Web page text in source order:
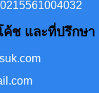
ค้ช และที่ปรึกษา